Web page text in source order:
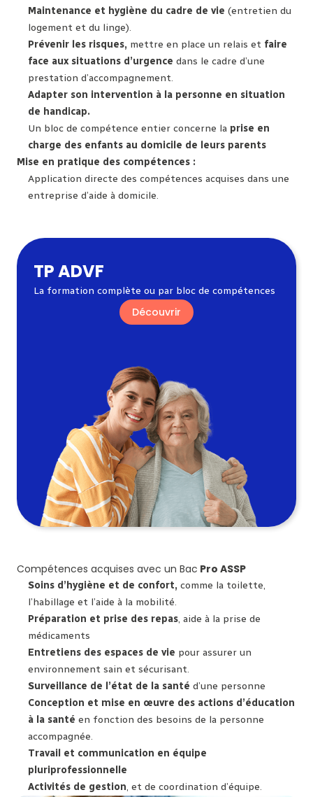
Maintenance et hygiène du cadre de vie (entretien du
logement et du linge).
Prévenir les risques, mettre en place un relais et faire
face aux situations d’urgence dans le cadre d’une
prestation d’accompagnement.
Adapter son intervention à la personne en situation
de handicap.
Un bloc de compétence entier concerne la prise en
charge des enfants au domicile de leurs parents
Mise en pratique des compétences :
Application directe des compétences acquises dans une
entreprise d’aide à domicile.
TP ADVF
La formation complète ou par bloc de compétences
Découvrir
Compétences acquises avec un Bac Pro ASSP
Soins d’hygiène et de confort, comme la toilette,
l’habillage et l’aide à la mobilité.
Préparation et prise des repas, aide à la prise de
médicaments
Entretiens des espaces de vie pour assurer un
environnement sain et sécurisant.
Surveillance de l’état de la santé d’une personne
Conception et mise en œuvre des actions d’éducation
à la santé en fonction des besoins de la personne
accompagnée.
Travail et communication en équipe
pluriprofessionnelle
Activités de gestion, et de coordination d’équipe.